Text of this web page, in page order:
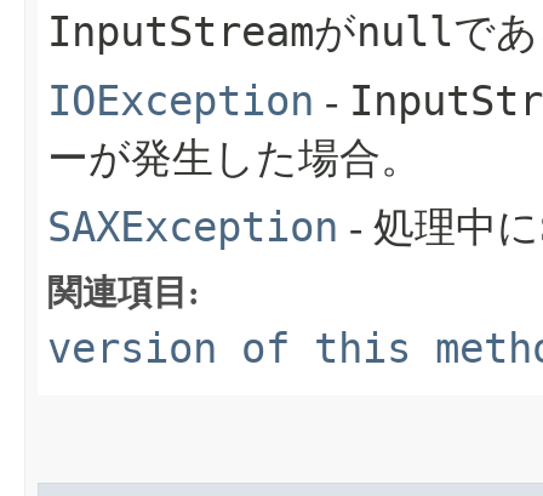
InputStreamがnullで
IOException -
ーが発生した場合。
SAXException - 処理中
関連項目:
version of this